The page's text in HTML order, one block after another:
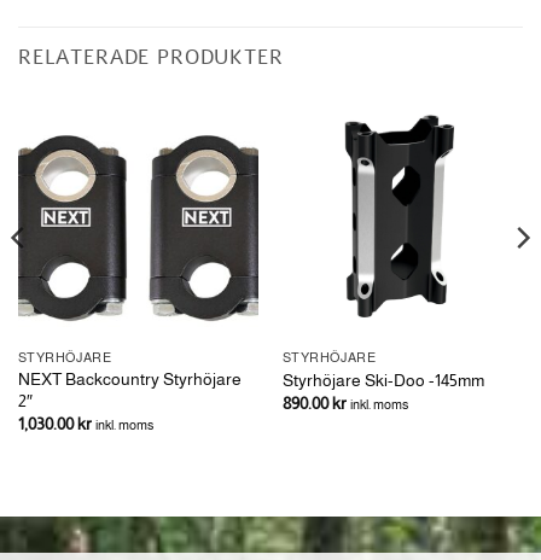
RELATERADE PRODUKTER
STYRHÖJARE
NEXT Backcountry Styrhöjare
2″
1,030.00kr inkl. moms
STYRHÖJARE
Styrhöjare Ski-Doo -145mm
890.00kr inkl. moms